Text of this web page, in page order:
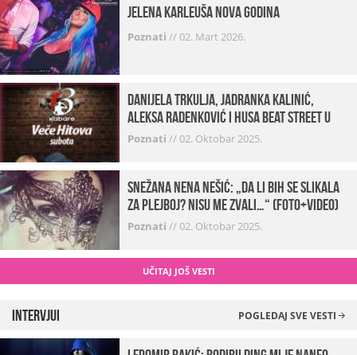
Jelena Karleuša Nova godina
Poznati //02. Mart 2026.
Danijela Trkulja, Jadranka Kalinić,
Aleksa Radenković i Husa Beat Street u
Kabareu 13
Poznati //02. Oktobar 2025.
Snežana Nena Nešić: „Da li bih se slikala
za Plejboj? Nisu me zvali…“ (FOTO+VIDEO)
Poznati //02. Oktobar 2025.
UČITAJ JOŠ VESTI
Intervjui POGLEDAJ SVE VESTI